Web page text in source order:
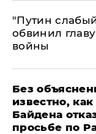
​"Путин
обвинил
войны
Без
известно,
Байдена
просьбе по